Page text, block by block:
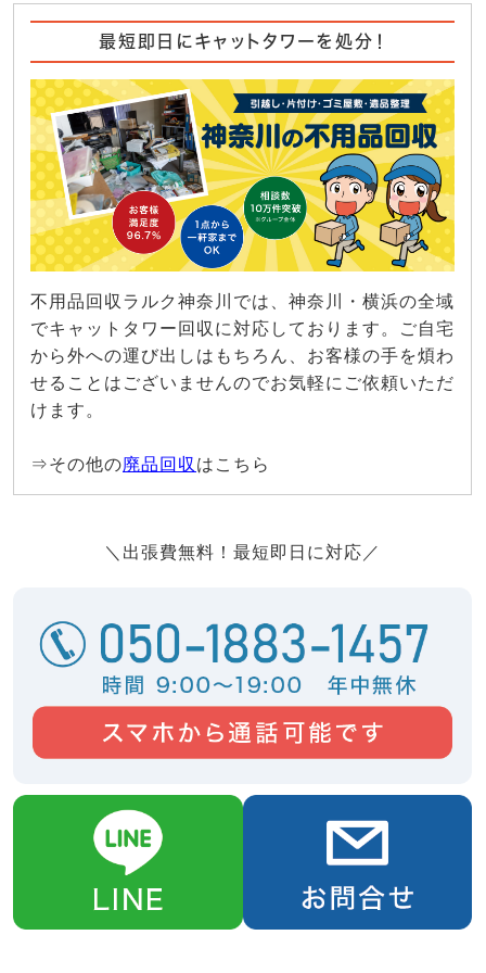
最短即日にキャットタワーを処分！
不用品回収ラルク神奈川では、神奈川・横浜の全域
でキャットタワー回収に対応しております。ご自宅
から外への運び出しはもちろん、お客様の手を煩わ
せることはございませんのでお気軽にご依頼いただ
けます。
⇒その他の廃品回収 はこちら
＼出張費無料！最短即日に対応／